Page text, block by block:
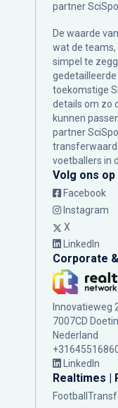
partner
De waarde
wat de teams,
simpel te
toekomstige
details om zo
kunnen
partner
voetballers in
Volg ons
Facebook
Instagram
X
LinkedIn
Corporate
Innovatieweg
7007CD
Nederland
LinkedIn
Realtimes |